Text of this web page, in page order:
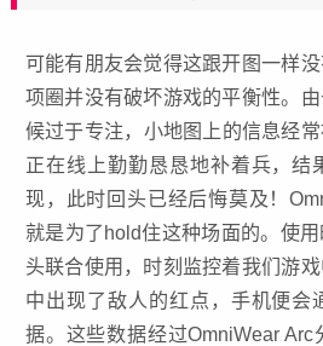
可能有朋友会觉得这跟开图一样
项圈并没有破坏游戏的平衡性。
候过于专注，小地图上的信息经
正在线上勤勤恳恳地补着兵，结
现，此时回头已经后悔莫及！
就是为了hold住这种场面的。使
头联合使用，时刻监控着我们游
中出现了敌人的红点，手机便会
据。这些数据经过OmniWear